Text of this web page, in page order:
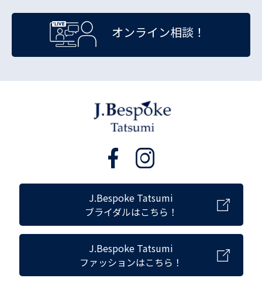
オンライン相談！
J.Bespoke Tatsumi
ブライダルはこちら！
J.Bespoke Tatsumi
ファッションはこちら！